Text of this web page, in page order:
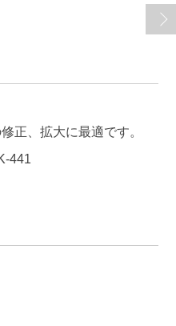
正、拡大に最適です。
441